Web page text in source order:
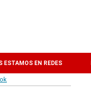
ESTAMOS EN REDES